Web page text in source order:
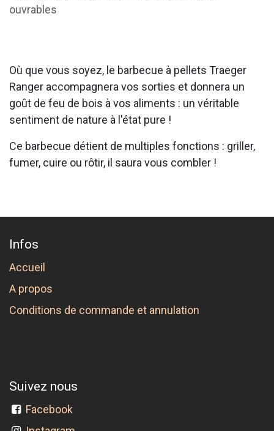
ouvrables
Où que vous soyez, le barbecue à pellets Traeger
Ranger accompagnera vos sorties et donnera un
goût de feu de bois à vos aliments : un véritable
sentiment de nature à l'état pure !
Ce barbecue détient de multiples fonctions : griller,
fumer, cuire ou rôtir, il saura vous combler !
Infos
Accueil
A propos
Conditions de commande et annulation
Suivez nous
Facebook